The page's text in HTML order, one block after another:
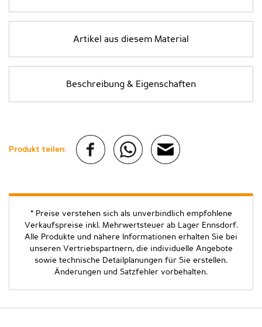
Artikel aus diesem Material
Beschreibung & Eigenschaften
Produkt teilen:
* Preise verstehen sich als unverbindlich empfohlene
Verkaufspreise inkl. Mehrwertsteuer ab Lager Ennsdorf.
Alle Produkte und nähere Informationen erhalten Sie bei
unseren Vertriebspartnern, die individuelle Angebote
sowie technische Detailplanungen für Sie erstellen.
Änderungen und Satzfehler vorbehalten.